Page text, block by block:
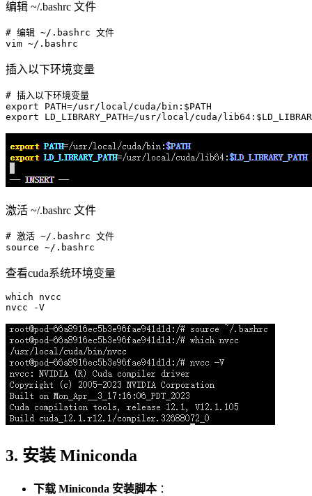
编辑 ~/.bashrc 文件
# 编辑 ~/.bashrc 文件
vim
插入以下环境变量
# 插入以下环境变量
export PATH=/usr/local /cuda/bin: $PATH
export LD_LIBRARY_PATH=/usr/local /cuda/lib64:
激活 ~/.bashrc 文件
# 激活 ~/.bashrc 文件
source
查看cuda系统环境变量
which nvcc
3. 安装 Miniconda
下载 Miniconda 安装脚本：